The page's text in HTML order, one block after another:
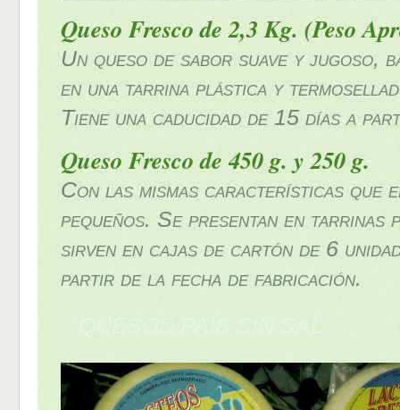
Queso Fresco de 2,3 Kg. (Peso
Un queso de sabor suave y jugoso,
en una tarrina plástica y
Tiene una caducidad de 15 días a
Queso Fresco de 450 g. y 250 g.
Con las mismas características que
pequeños. Se presentan en
sirven en cajas de cartón de 6
partir de la fecha de fabricación.